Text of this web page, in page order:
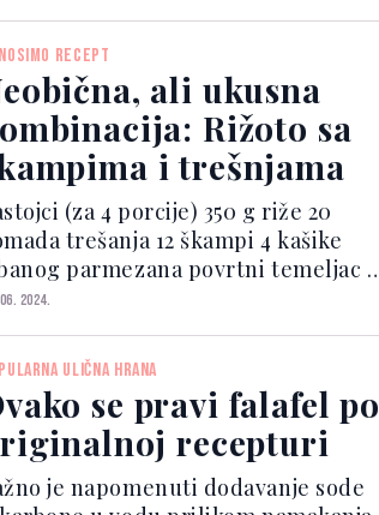
Marisa objavila je video u
otkriva š...
RECEPT
ali ukusna
Rižoto sa
i trešnjama
(za 4 porcije) 350 g riže 20
trešanja 12 škampi 4 kašike
parmezana povrtni temeljac 3
ekstra djevičanskog maslinovog
ljusku i uklonite tamnu
Tre...
2024.
ULIČNA HRANA
se pravi falafel po
recepturi
je napomenuti dodavanje sode